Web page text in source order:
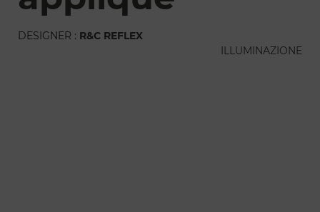
DESIGNER : R&C REFLEX
ILLUMINAZIONE